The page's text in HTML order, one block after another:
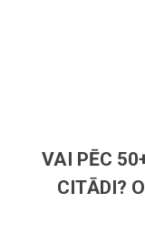
VAI PĒC
CITĀDI?